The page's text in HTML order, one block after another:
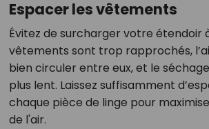
Espacer les vêtements
Évitez de surcharger votre étendoir
vêtements sont trop rapprochés,
bien circuler entre eux, et le
plus lent. Laissez suffisamment
chaque pièce de linge pour
de l'air.